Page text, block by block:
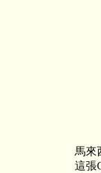
馬來
這張